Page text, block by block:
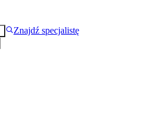
Znajdź specjalistę